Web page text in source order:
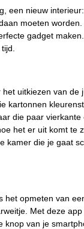
een nieuw
moeten worden.
gadget
uitkiezen van de
kartonnen
die paar vierkante
het er uit komt te
kamer die je gaat
het opmeten van
Met deze
knop van je